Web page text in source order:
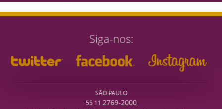
Siga-nos
SÃO PAULO
55 11 2769-2000